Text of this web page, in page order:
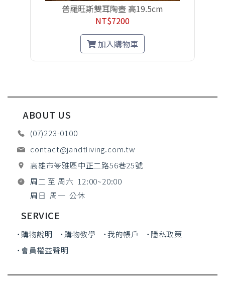
普羅旺斯雙耳陶壺 高19.5cm
NT$7200
加入購物車
ABOUT US
(07)223-0100
contact@jandtliving.com.tw
高雄市苓雅區中正二路56巷25號
周二 至 周六 12:00~20:00
周日 周一 公休
SERVICE
˙購物說明 ˙購物教學 ˙我的帳戶
˙隱私政策
˙會員權益聲明